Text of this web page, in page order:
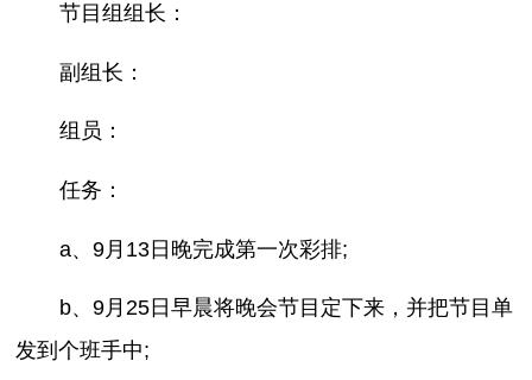
节目组组长：
副组长：
组员：
任务：
a、9月13日晚完成第一次彩排;
b、9月25日早晨将晚会节目定下来，并把节目单
发到个班手中;